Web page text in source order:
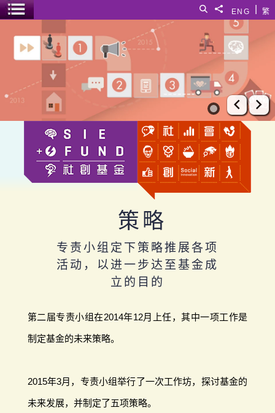
繁
ENG
分享給
搜寻
菜单开关
上一张
下
策略
专责小组定下策略推展各项
活动，以进一步达至基金成
立的目的
第二届专责小组在2014年12月上任，其中一项工作是
制定基金的未来策略。
2015年3月，专责小组举行了一次工作坊，探讨基金的
未来发展，并制定了五项策略。